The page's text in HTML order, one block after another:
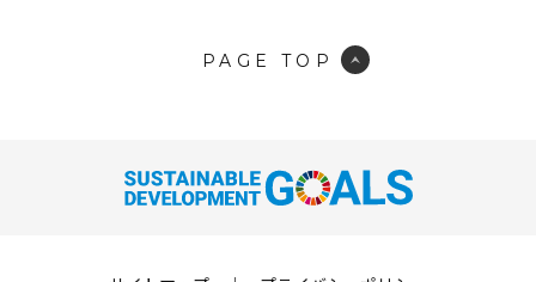
PAGE TOP